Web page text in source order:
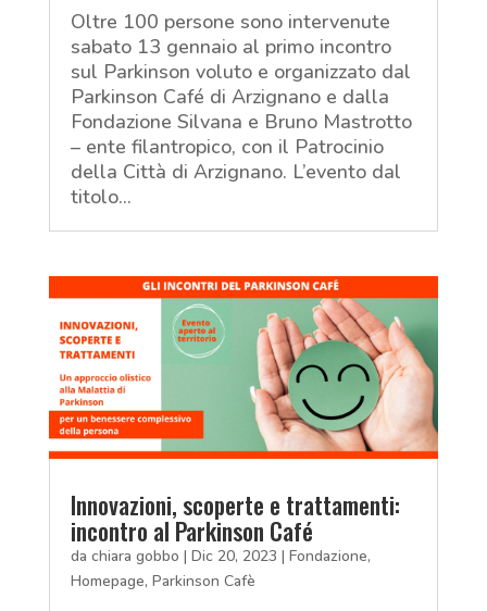
Oltre 100 persone sono intervenute
sabato 13 gennaio al primo incontro
sul Parkinson voluto e organizzato dal
Parkinson Café di Arzignano e dalla
Fondazione Silvana e Bruno Mastrotto
– ente filantropico, con il Patrocinio
della Città di Arzignano. L’evento dal
titolo...
Innovazioni, scoperte e trattamenti:
incontro al Parkinson Café
da chiara gobbo | Dic 20, 2023 | Fondazione,
Homepage, Parkinson Cafè